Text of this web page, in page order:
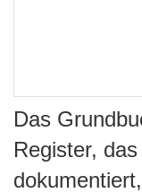
Das
Register,